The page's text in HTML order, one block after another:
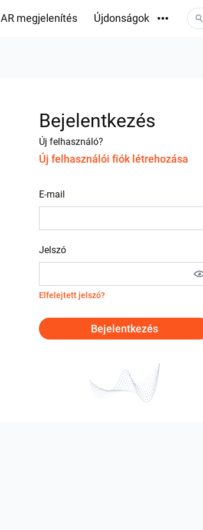
AR megjelenítés Újdonságok
Bejelentkezés
Új felhasználó?
Új felhasználói fiók létrehozása
E-mail
Jelszó
Elfelejtett jelszó?
Bejelentkezés